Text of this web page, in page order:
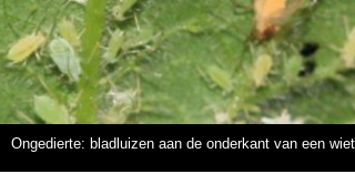
Ongedierte: bladluizen aan de onderkant van een